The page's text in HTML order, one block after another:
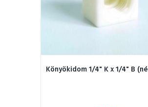
Könyökidom 1/4" K x 1/4" B